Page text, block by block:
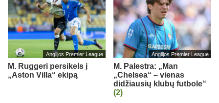
Anglijos Premier League
M. Ruggeri persikels į
„Aston Villa“ ekipą
Anglijos Premier League
M. Palestra: „Man
„Chelsea“ – vienas
didžiausių klubų futbole“
(2)